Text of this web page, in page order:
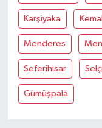
Karşiyaka
Menderes
Seferihisar
Gümüşpala